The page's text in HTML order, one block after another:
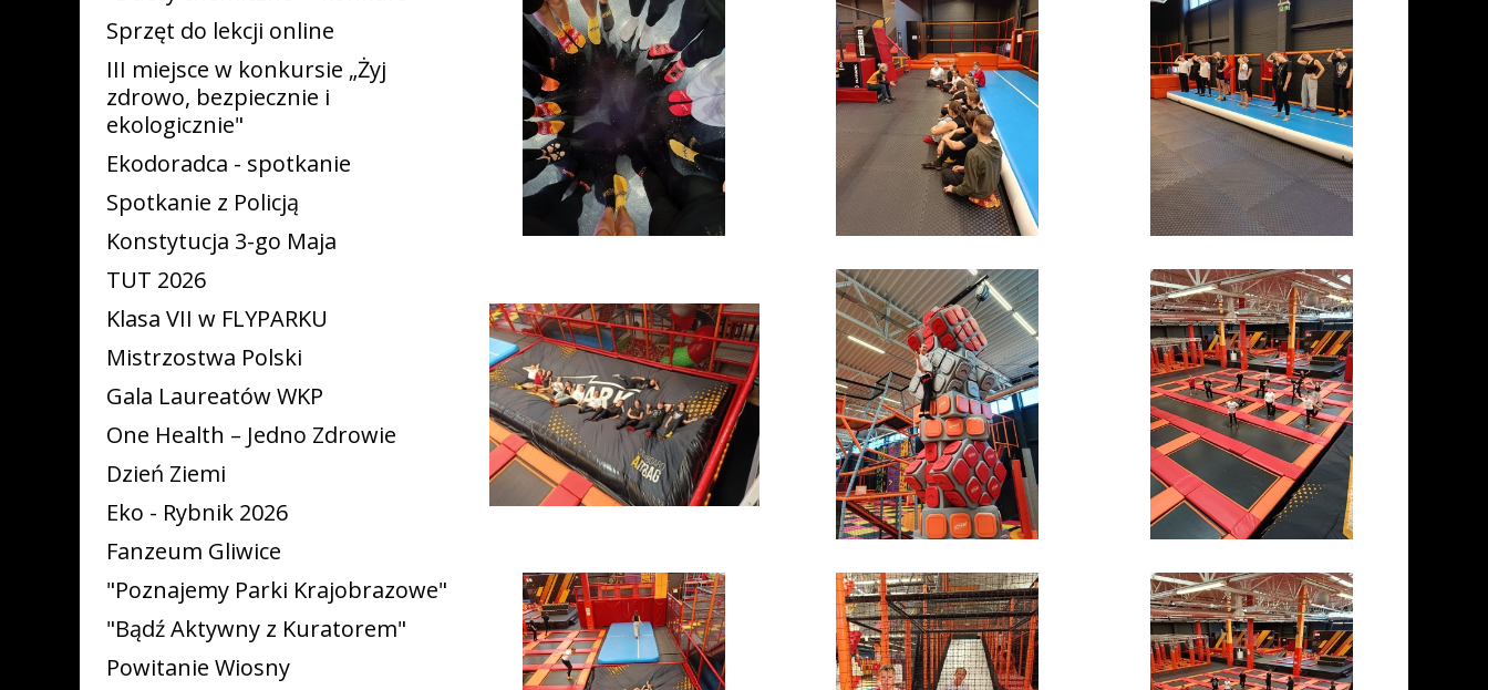
Sprzęt do lekcji online
III miejsce w konkursie „Żyj
zdrowo, bezpiecznie i
ekologicznie"
Ekodoradca - spotkanie
Spotkanie z Policją
Konstytucja 3-go Maja
TUT 2026
Klasa VII w FLYPARKU
Mistrzostwa Polski
Gala Laureatów WKP
One Health – Jedno Zdrowie
Dzień Ziemi
Eko - Rybnik 2026
Fanzeum Gliwice
"Poznajemy Parki Krajobrazowe"
"Bądź Aktywny z Kuratorem"
Powitanie Wiosny